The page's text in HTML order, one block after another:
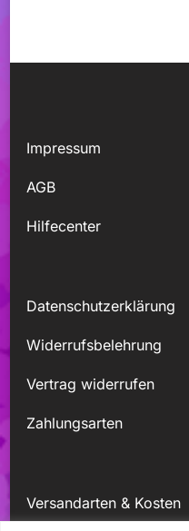
Impressum
AGB
Hilfecenter
Datenschutzerklärung
Widerrufsbelehrung
Vertrag widerrufen
Zahlungsarten
Versandarten & Kosten